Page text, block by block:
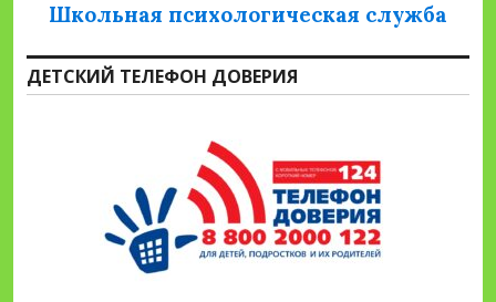
Школьная психологическая служба
ДЕТСКИЙ ТЕЛЕФОН ДОВЕРИЯ